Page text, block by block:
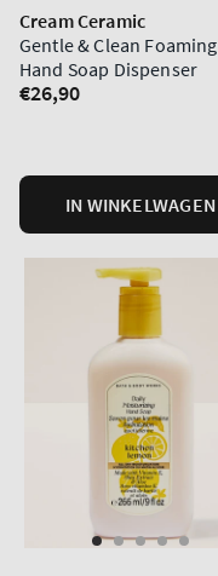
Cream Ceramic
Gentle & Clean Foaming
Hand Soap Dispenser
Normale
€26,90
IN WINKELWAGEN